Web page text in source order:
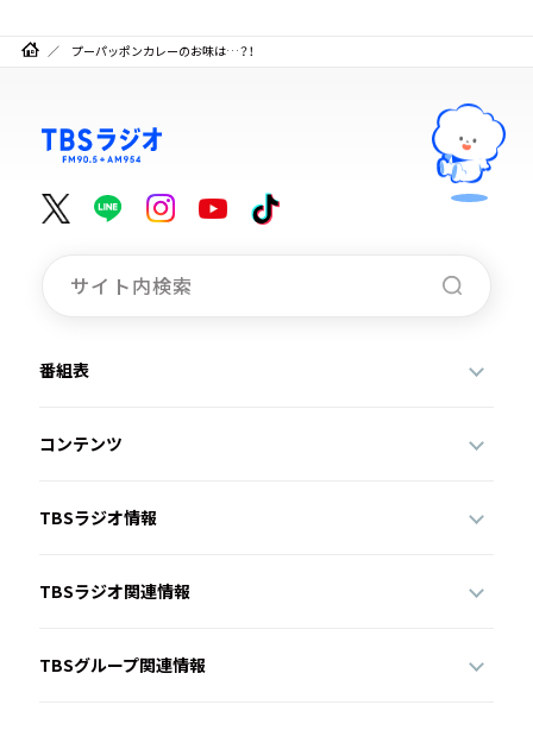
プーパッポンカレーのお味は…？！
番組表
コンテンツ
TBSラジオ情報
TBSラジオ関連情報
TBSグループ関連情報